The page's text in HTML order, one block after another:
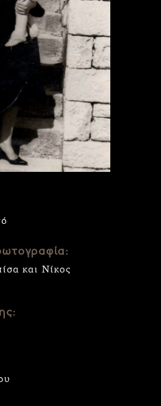
και Νίκος